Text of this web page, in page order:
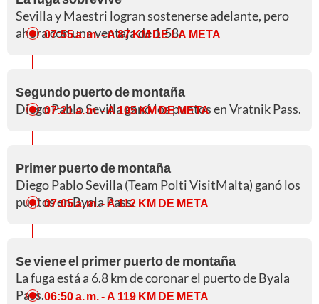
Sevilla y Maestri logran sostenerse adelante, pero
ahora con una ventaja de 1:58.
07:55 a. m.- A 87 KM DE LA META
Segundo puerto de montaña
Diego Pablo Sevilla ganó los puntos en Vratnik Pass.
07:21 a. m.- A 105 KM DE META
Primer puerto de montaña
Diego Pablo Sevilla (Team Polti VisitMalta) ganó los
puntos en Byala Pass.
07:05 a. m.- A 112 KM DE META
Se viene el primer puerto de montaña
La fuga está a 6.8 km de coronar el puerto de Byala
Pass.06:50 a. m.- A 119 KM DE META